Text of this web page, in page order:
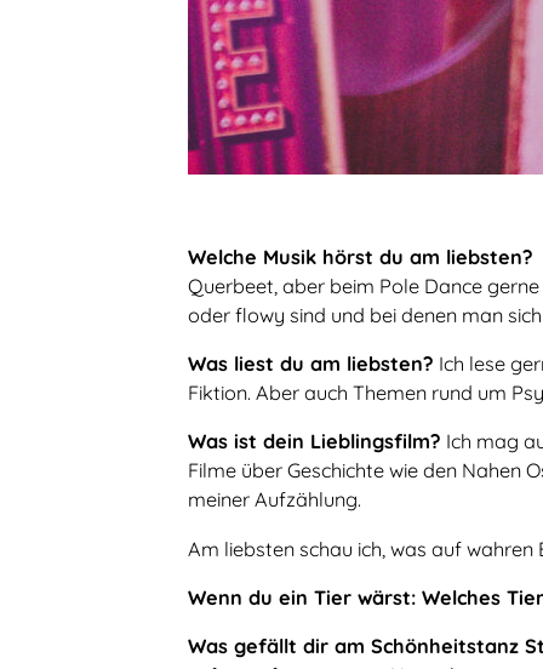
Welche Musik hörst du am liebsten?
Querbeet, aber beim Pole Dance
oder flowy sind und bei denen man
Was liest du am liebsten? Ich lese
Fiktion. Aber auch Themen rund um
Was ist dein Lieblingsfilm? Ich mag
Filme über Geschichte wie den Nahen
meiner Aufzählung.
Am liebsten schau ich, was auf wahren
Wenn du ein Tier wärst: Welches
Was gefällt dir am Schönheitstanz